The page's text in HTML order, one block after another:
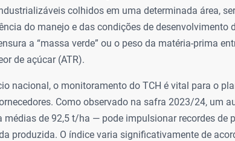
colhidos em uma determinada área,
do manejo e das condições de desenvolvimento
a “massa verde” ou o peso da matéria-prima
de açúcar (ATR).
nacional, o monitoramento do TCH é vital para o
Como observado na safra 2023/24, um
médias de 92,5 t/ha — pode impulsionar recordes de
produzida. O índice varia significativamente de